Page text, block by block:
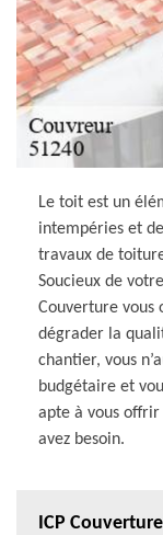
Le toit est un
intempéries et
travaux de
Soucieux de
Couverture vous
dégrader la
chantier, vous
budgétaire et
apte à vous
avez besoin.
ICP